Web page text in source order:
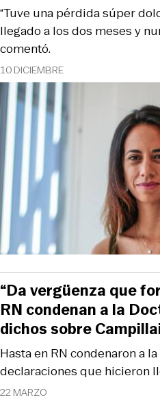
10 DICIEMBRE
“Tuve una pérdida súper
llegado a los dos meses y
comentó.
22 MARZO
Hasta en RN condenaron a
declaraciones que hicieron
“Da vergüenza que
RN condenan a la
dichos sobre